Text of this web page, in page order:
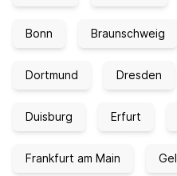
Bonn Braunschweig
Dortmund Dresden
Duisburg Erfurt
Frankfurt am Main